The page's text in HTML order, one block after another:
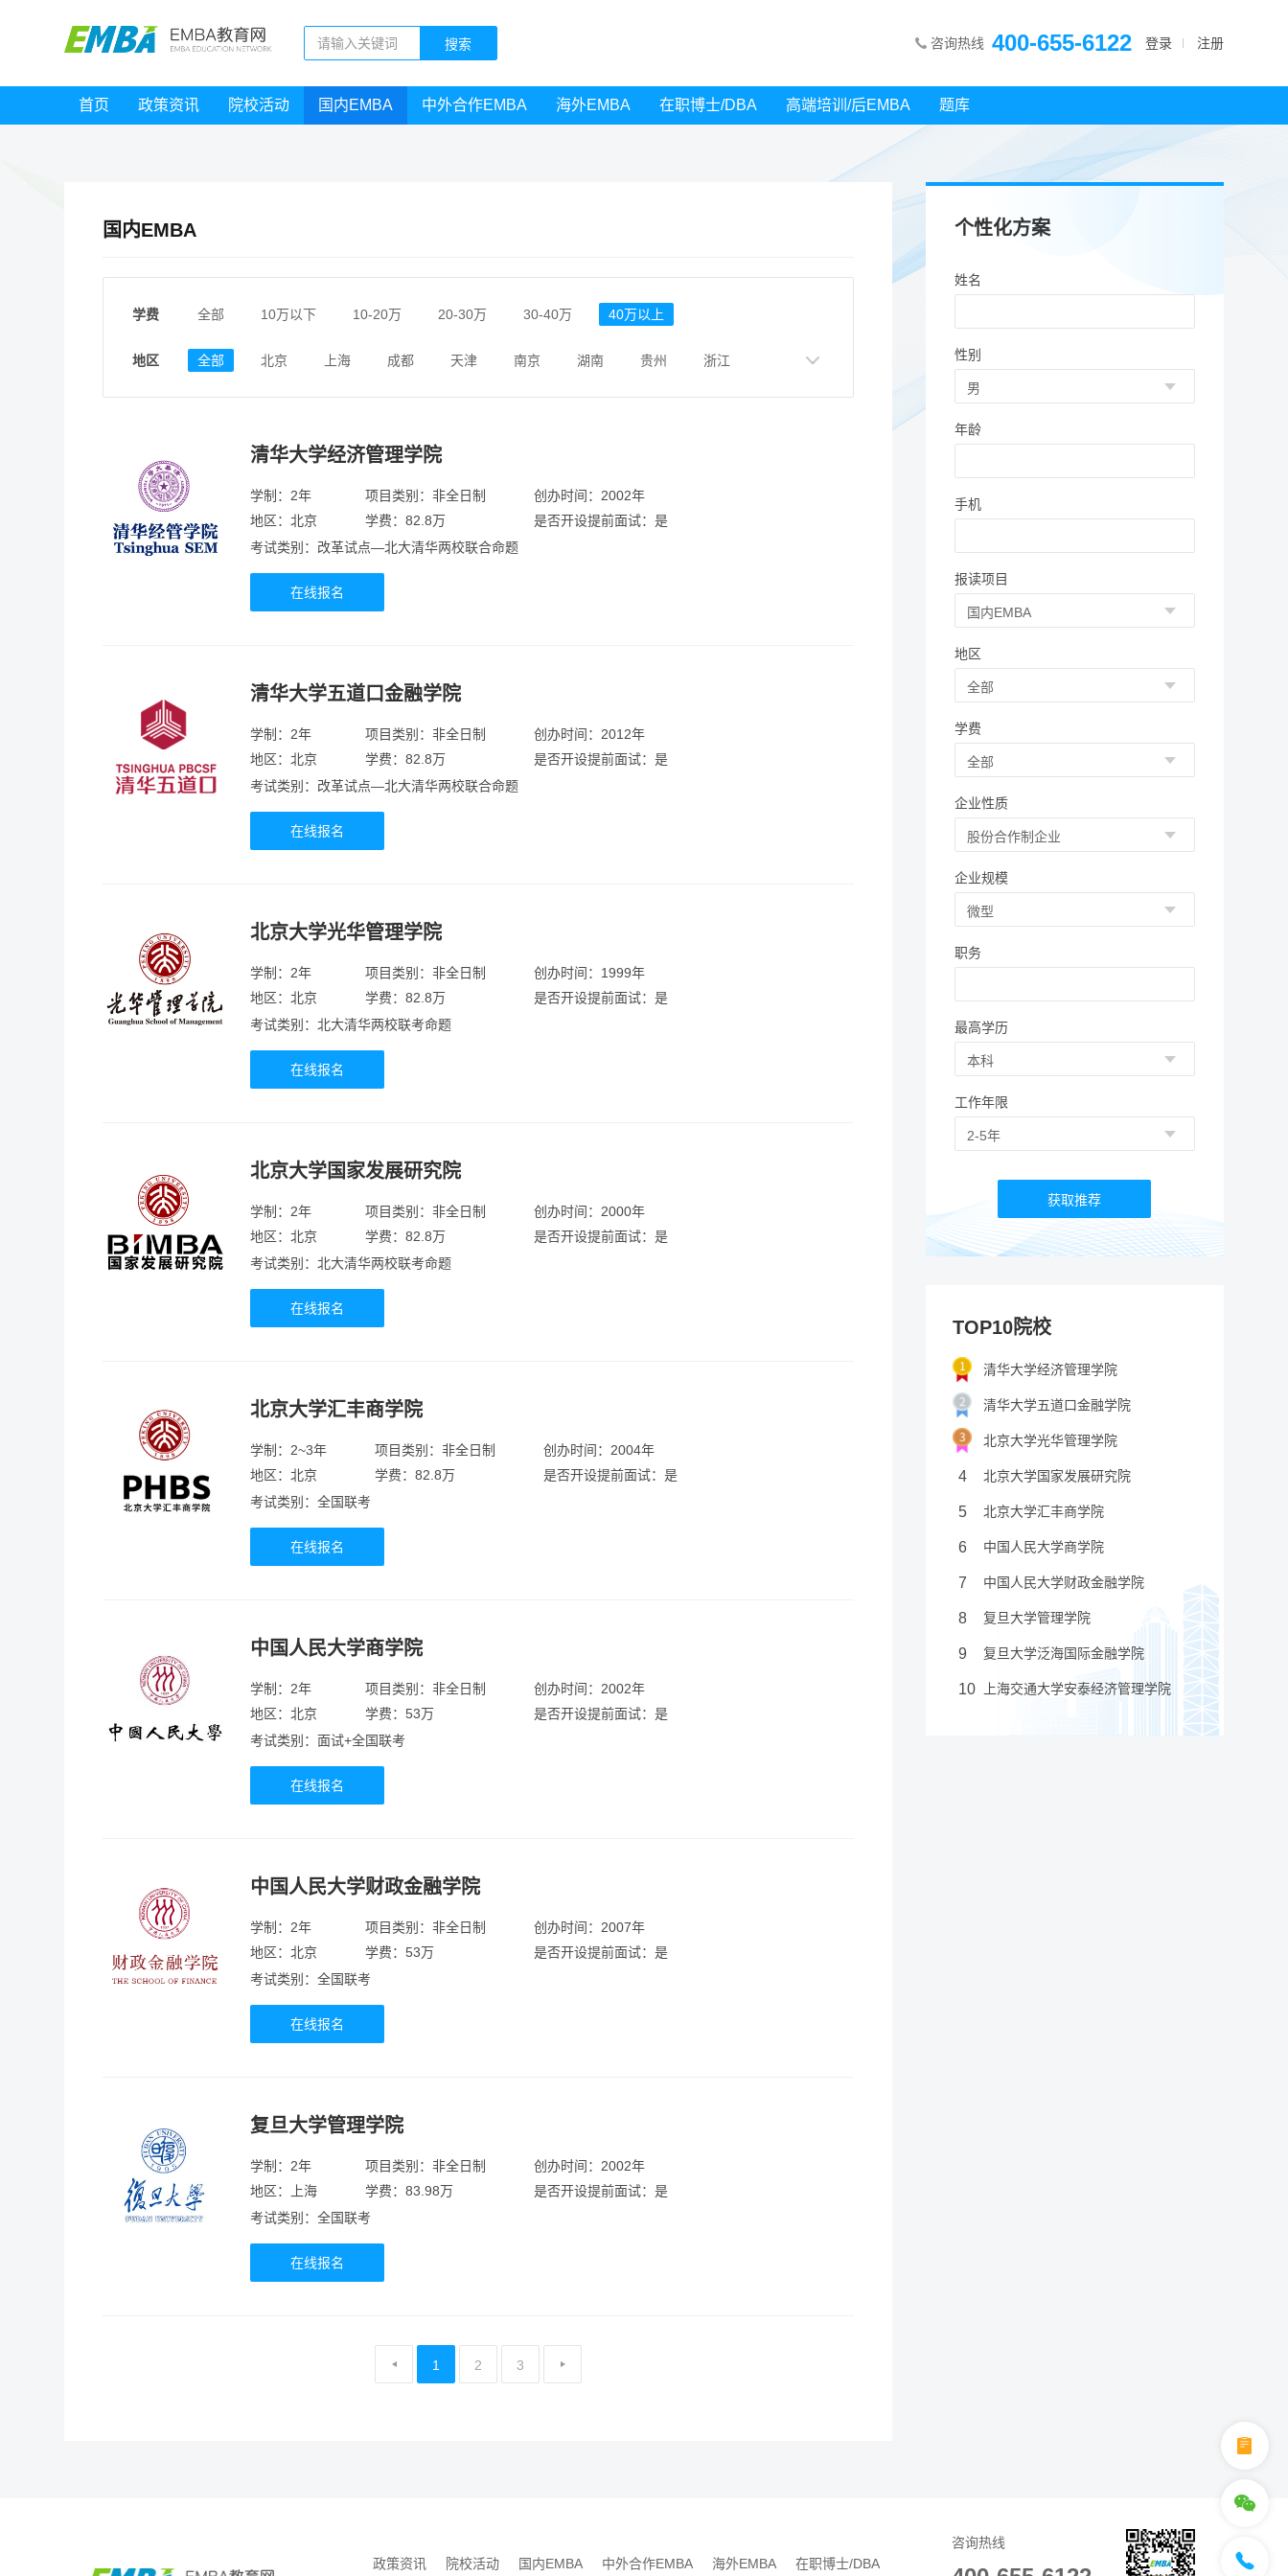
咨询热线 400-655-6122 登录 注册
首页 政策资讯 院校活动 国内EMBA 中外合作EMBA 海外EMBA 在职博士/DBA 高端培训/后EMBA 题库
国内EMBA
学费 全部 10万以下 10-20万 20-30万 30-40万 40万以上
地区 全部 北京 上海 成都 天津 南京 湖南 贵州 浙江
清华大学经济管理学院
学制：2年
地区：北京
项目类别：非全日制
学费：82.8万
创办时间：2002年
是否开设提前面试：是
考试类别：改革试点—北大清华两校联合命题
在线报名
清华大学五道口金融学院
学制：2年
地区：北京
项目类别：非全日制
学费：82.8万
创办时间：2012年
是否开设提前面试：是
考试类别：改革试点—北大清华两校联合命题
在线报名
北京大学光华管理学院
学制：2年
地区：北京
项目类别：非全日制
学费：82.8万
创办时间：1999年
是否开设提前面试：是
考试类别：北大清华两校联考命题
在线报名
北京大学国家发展研究院
学制：2年
地区：北京
项目类别：非全日制
学费：82.8万
创办时间：2000年
是否开设提前面试：是
考试类别：北大清华两校联考命题
在线报名
北京大学汇丰商学院
学制：2~3年
地区：北京
项目类别：非全日制
学费：82.8万
创办时间：2004年
是否开设提前面试：是
考试类别：全国联考
在线报名
中国人民大学商学院
学制：2年
地区：北京
项目类别：非全日制
学费：53万
创办时间：2002年
是否开设提前面试：是
考试类别：面试+全国联考
在线报名
中国人民大学财政金融学院
学制：2年
地区：北京
项目类别：非全日制
学费：53万
创办时间：2007年
是否开设提前面试：是
考试类别：全国联考
在线报名
复旦大学管理学院
学制：2年
地区：上海
项目类别：非全日制
学费：83.98万
创办时间：2002年
是否开设提前面试：是
考试类别：全国联考
在线报名
1 2 3
个性化方案
姓名
性别
年龄
手机
报读项目
地区
学费
企业性质
企业规模
职务
最高学历
工作年限
TOP10院校
清华大学经济管理学院
清华大学五道口金融学院
北京大学光华管理学院
4 北京大学国家发展研究院
5 北京大学汇丰商学院
6 中国人民大学商学院
7 中国人民大学财政金融学院
8 复旦大学管理学院
9 复旦大学泛海国际金融学院
10 上海交通大学安泰经济管理学院
政策资讯 院校活动 国内EMBA 中外合作EMBA 海外EMBA 在职博士/DBA
咨询热线